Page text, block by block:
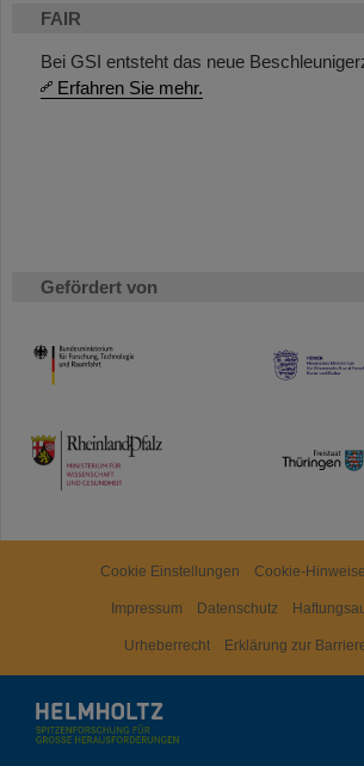
FAIR
Bei GSI entsteht das neue
Erfahren Sie mehr.
Gefördert von
HMWK
TMWWDG
Cookie Einstellungen Cookie-Hinweise
Impressum Datenschutz
Urheberrecht Erklärung zur